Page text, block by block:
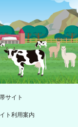
サイト
ト利用案内